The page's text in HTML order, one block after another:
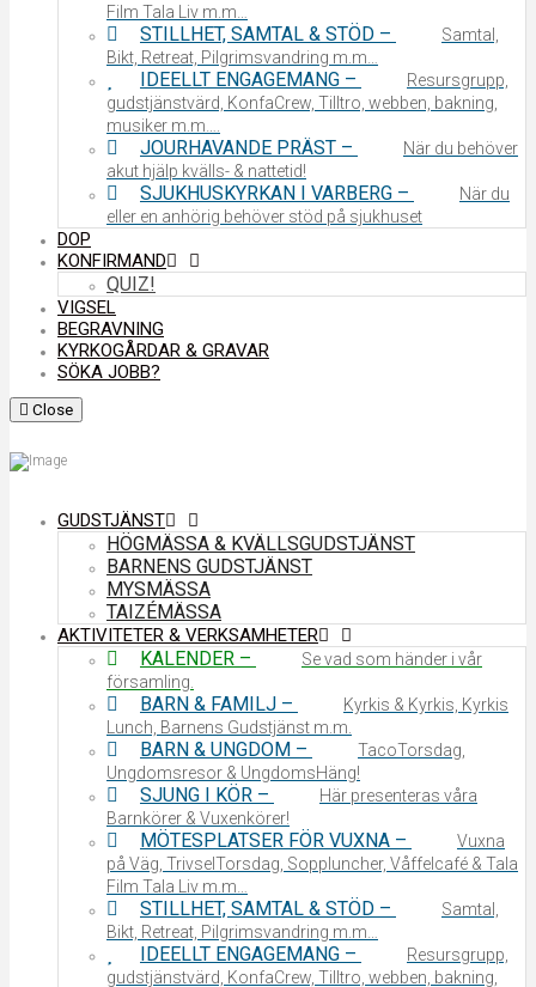
Film Tala Liv m.m…
STILLHET, SAMTAL & STÖD –
Samtal,
Bikt, Retreat, Pilgrimsvandring m.m…
IDEELLT ENGAGEMANG –
Resursgrupp,
gudstjänstvärd, KonfaCrew, Tilltro, webben, bakning,
musiker m.m….
JOURHAVANDE PRÄST –
När du behöver
akut hjälp kvälls- & nattetid!
SJUKHUSKYRKAN I VARBERG –
När du
eller en anhörig behöver stöd på sjukhuset
DOP
KONFIRMAND
QUIZ!
VIGSEL
BEGRAVNING
KYRKOGÅRDAR & GRAVAR
SÖKA JOBB?
Close
GUDSTJÄNST
HÖGMÄSSA & KVÄLLSGUDSTJÄNST
BARNENS GUDSTJÄNST
MYSMÄSSA
TAIZÉMÄSSA
AKTIVITETER & VERKSAMHETER
KALENDER –
Se vad som händer i vår
församling.
BARN & FAMILJ –
Kyrkis & Kyrkis, Kyrkis
Lunch, Barnens Gudstjänst m.m.
BARN & UNGDOM –
TacoTorsdag,
Ungdomsresor & UngdomsHäng!
SJUNG I KÖR –
Här presenteras våra
Barnkörer & Vuxenkörer!
MÖTESPLATSER FÖR VUXNA –
Vuxna
på Väg, TrivselTorsdag, Soppluncher, Våffelcafé & Tala
Film Tala Liv m.m…
STILLHET, SAMTAL & STÖD –
Samtal,
Bikt, Retreat, Pilgrimsvandring m.m…
IDEELLT ENGAGEMANG –
Resursgrupp,
gudstjänstvärd, KonfaCrew, Tilltro, webben, bakning,